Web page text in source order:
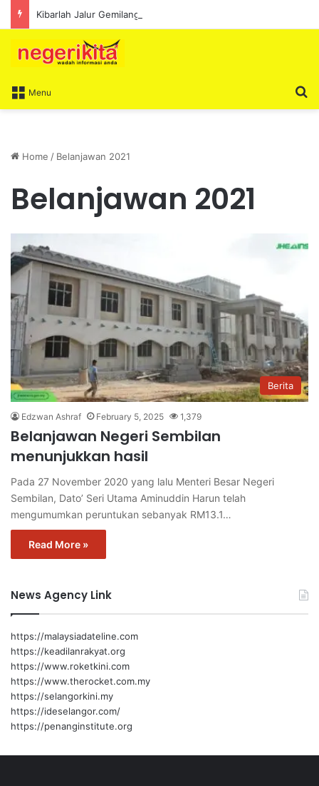
Menu
Home / Belanjawan 2021
Belanjawan 2021
Berita
Edzwan Ashraf February 5, 2025 1,379
Belanjawan Negeri Sembilan
menunjukkan hasil
Pada 27 November 2020 yang lalu Menteri Besar Negeri
Sembilan, Dato’ Seri Utama Aminuddin Harun telah
mengumumkan peruntukan sebanyak RM13.1…
Read More »
News Agency Link
https://malaysiadateline.com
https://keadilanrakyat.org
https://www.roketkini.com
https://www.therocket.com.my
https://selangorkini.my
https://ideselangor.com/
https://penanginstitute.org